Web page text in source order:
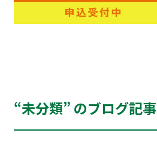
“未分類” のブログ記事